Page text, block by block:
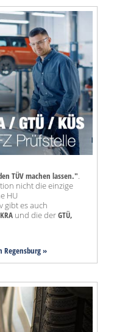
TÜV machen lassen.".
nicht die einzige
HU
gibt es auch
und die derGTÜ,
Regensburg »